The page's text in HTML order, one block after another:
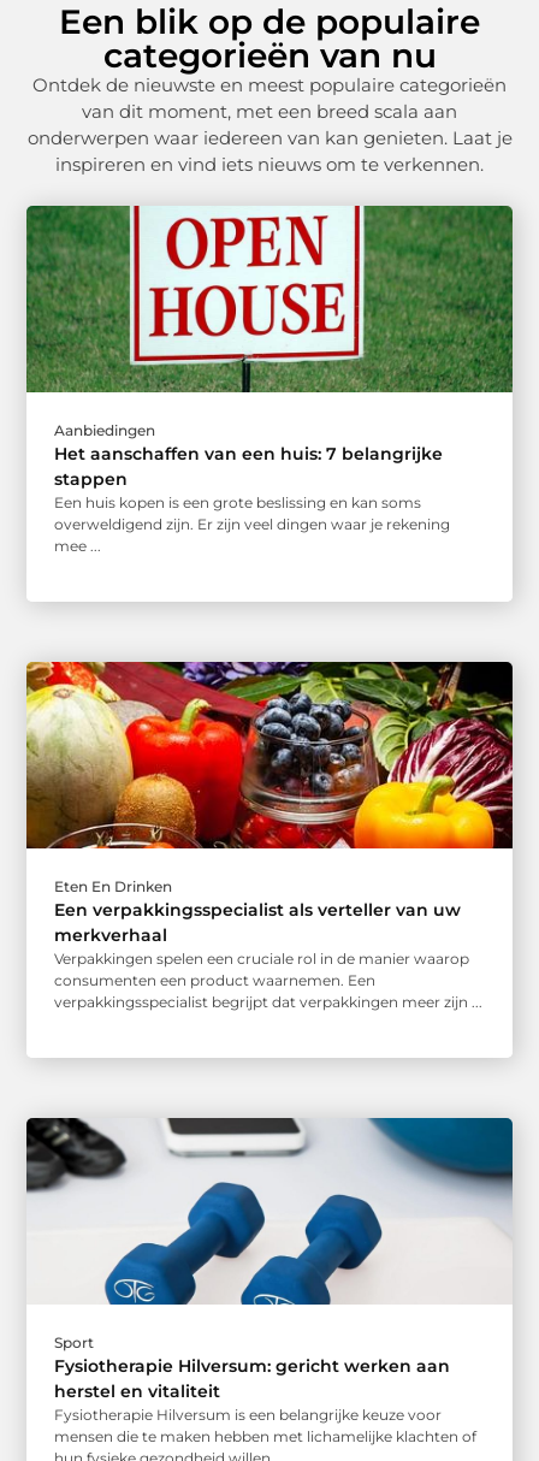
Een blik op de populaire
categorieën van nu
Ontdek de nieuwste en meest populaire categorieën
van dit moment, met een breed scala aan
onderwerpen waar iedereen van kan genieten. Laat je
inspireren en vind iets nieuws om te verkennen.
Aanbiedingen
Het aanschaffen van een huis: 7 belangrijke
stappen
Een huis kopen is een grote beslissing en kan soms
overweldigend zijn. Er zijn veel dingen waar je rekening
mee ...
Eten En Drinken
Een verpakkingsspecialist als verteller van uw
merkverhaal
Verpakkingen spelen een cruciale rol in de manier waarop
consumenten een product waarnemen. Een
verpakkingsspecialist begrijpt dat verpakkingen meer zijn ...
Sport
Fysiotherapie Hilversum: gericht werken aan
herstel en vitaliteit
Fysiotherapie Hilversum is een belangrijke keuze voor
mensen die te maken hebben met lichamelijke klachten of